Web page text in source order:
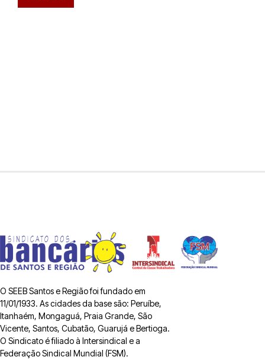
O SEEB Santos e Região foi fundado em
11/01/1933. As cidades da base são: Peruíbe,
Itanhaém, Mongaguá, Praia Grande, São
Vicente, Santos, Cubatão, Guarujá e Bertioga.
O Sindicato é filiado à Intersindical e a
Federação Sindical Mundial (FSM).